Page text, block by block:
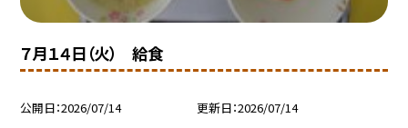
７月１４日（火） 給食
公開日 2026/07/14 更新日 2026/07/14